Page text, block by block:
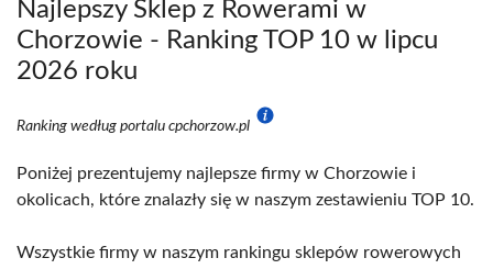
Najlepszy Sklep z Rowerami w
Chorzowie - Ranking TOP 10 w lipcu
2026 roku
Ranking według portalu cpchorzow.pl
Poniżej prezentujemy najlepsze firmy w Chorzowie i
okolicach, które znalazły się w naszym zestawieniu TOP 10.
Wszystkie firmy w naszym rankingu sklepów rowerowych